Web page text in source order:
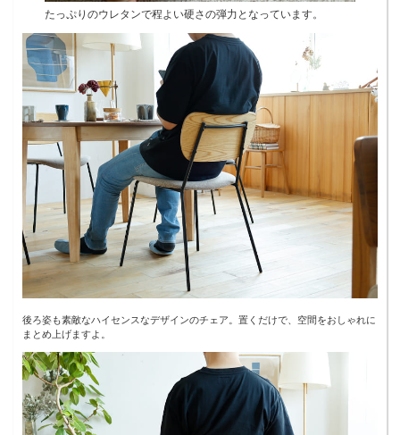
たっぷりのウレタンで程よい硬さの弾力となっています。
後ろ姿も素敵なハイセンスなデザインのチェア。置くだけで、空間をおしゃれに
まとめ上げますよ。